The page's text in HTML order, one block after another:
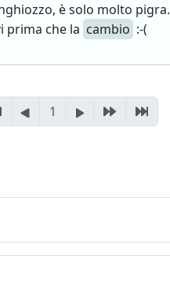
è solo molto
prima che la cambio :-(
1